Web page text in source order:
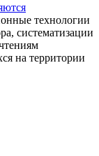
технологии
систематизации
на территории